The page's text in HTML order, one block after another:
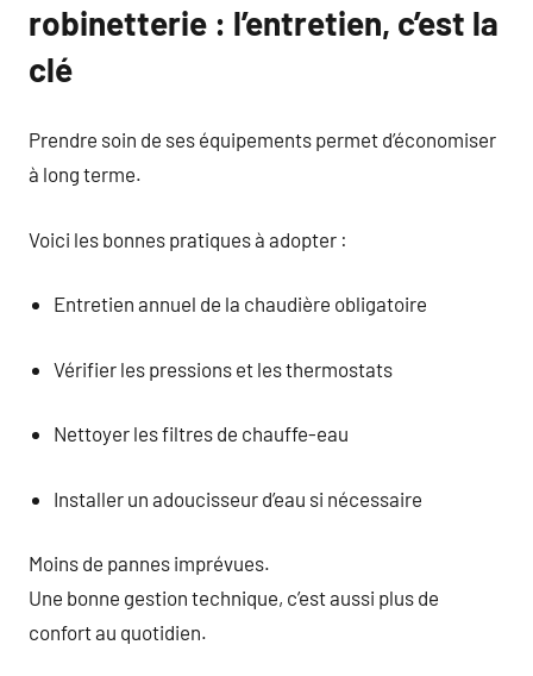
robinetterie : l’entretien, c’est la
clé
Prendre soin de ses équipements permet d’économiser
à long terme.
Voici les bonnes pratiques à adopter :
Entretien annuel de la chaudière obligatoire
Vérifier les pressions et les thermostats
Nettoyer les filtres de chauffe-eau
Installer un adoucisseur d’eau si nécessaire
Moins de pannes imprévues.
Une bonne gestion technique, c’est aussi plus de
confort au quotidien.